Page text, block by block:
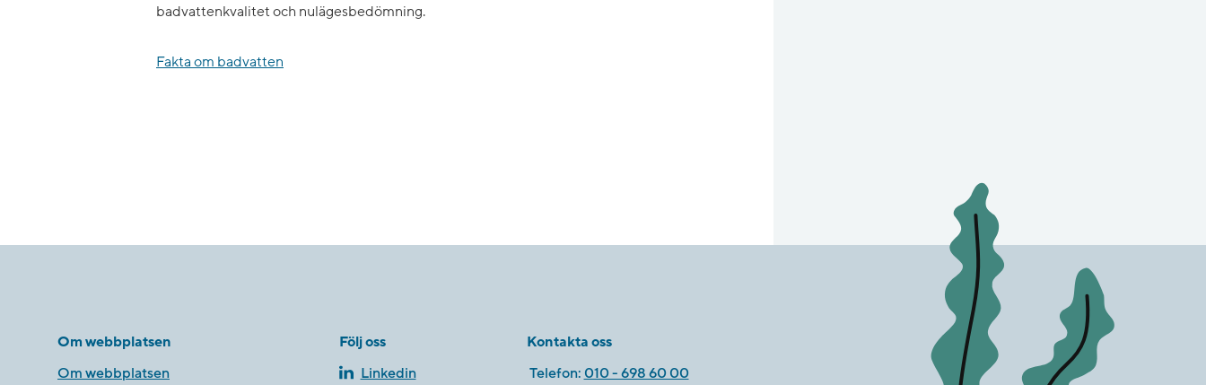
badvattenkvalitet och nulägesbedömning.
Fakta om badvatten
Om webbplatsen
Om webbplatsen
Följ oss
Linkedin
Kontakta oss
Telefon: 010 - 698 60 00